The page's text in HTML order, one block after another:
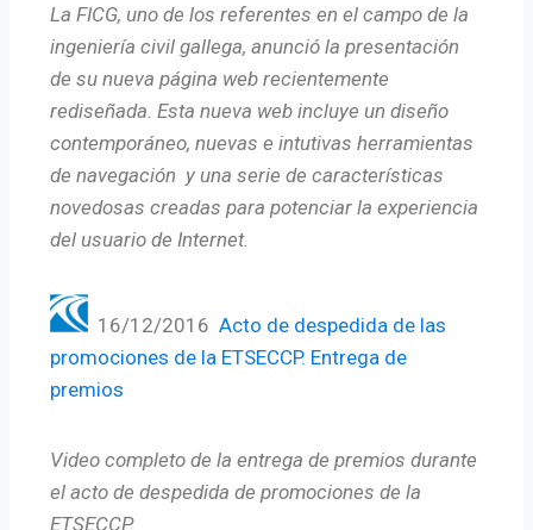
La FICG, uno de los referentes en el campo de la
ingeniería civil gallega, anunció la presentación
de su nueva página web recientemente
rediseñada. Esta nueva web incluye un diseño
contemporáneo, nuevas e intutivas herramientas
de navegación y una serie de características
novedosas creadas para potenciar la experiencia
del usuario de Internet.
16/12/2016 Acto de despedida de las
promociones de la ETSECCP. Entrega de
premios
Video completo de la entrega de premios durante
el acto de despedida de promociones de la
ETSECCP.